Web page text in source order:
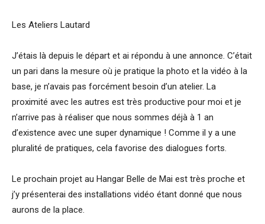
Les Ateliers Lautard
J’étais là depuis le départ et ai répondu à une annonce. C’était
un pari dans la mesure où je pratique la photo et la vidéo à la
base, je n’avais pas forcément besoin d’un atelier. La
proximité avec les autres est très productive pour moi et je
n’arrive pas à réaliser que nous sommes déjà à 1 an
d’existence avec une super dynamique ! Comme il y a une
pluralité de pratiques, cela favorise des dialogues forts.
Le prochain projet au Hangar Belle de Mai est très proche et
j’y présenterai des installations vidéo étant donné que nous
aurons de la place.